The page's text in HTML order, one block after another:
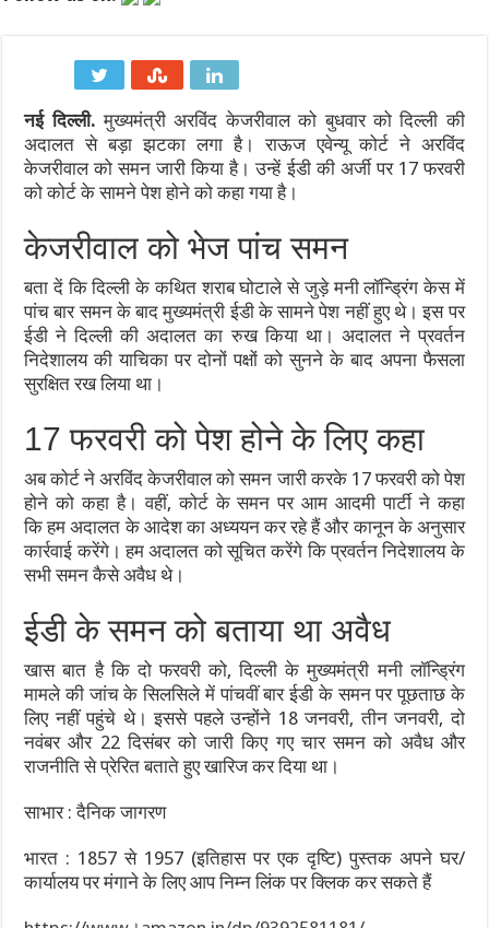
प्रयागराज में अबान अहमद के अंतिम संस्कार को लेकर सुरक्षा अलर्ट,
Spider-Man: Brand New Day का बॉक्स ऑफिस पर तूफान: दुनियाभर
‘लोकल से ग्लोबल’ का महासंगम: भारत मंडपम में 12 से 15 अगस्त तक सजेगा
नई दिल्ली. मुख्यमंत्री अरविंद केजरीवाल को बुधवार को दिल्ली की
अदालत से बड़ा झटका लगा है। राऊज एवेन्यू कोर्ट ने अरविंद
केजरीवाल को समन जारी किया है। उन्हें ईडी की अर्जी पर 17 फरवरी
को कोर्ट के सामने पेश होने को कहा गया है।
केजरीवाल को भेज पांच समन
बता दें कि दिल्ली के कथित शराब घोटाले से जुड़े मनी लॉन्ड्रिंग केस में
पांच बार समन के बाद मुख्यमंत्री ईडी के सामने पेश नहीं हुए थे। इस पर
ईडी ने दिल्ली की अदालत का रुख किया था। अदालत ने प्रवर्तन
निदेशालय की याचिका पर दोनों पक्षों को सुनने के बाद अपना फैसला
सुरक्षित रख लिया था।
17 फरवरी को पेश होने के लिए कहा
अब कोर्ट ने अरविंद केजरीवाल को समन जारी करके 17 फरवरी को पेश
होने को कहा है। वहीं, कोर्ट के समन पर आम आदमी पार्टी ने कहा
कि हम अदालत के आदेश का अध्ययन कर रहे हैं और कानून के अनुसार
कार्रवाई करेंगे। हम अदालत को सूचित करेंगे कि प्रवर्तन निदेशालय के
सभी समन कैसे अवैध थे।
ईडी के समन को बताया था अवैध
खास बात है कि दो फरवरी को, दिल्ली के मुख्यमंत्री मनी लॉन्ड्रिंग
मामले की जांच के सिलसिले में पांचवीं बार ईडी के समन पर पूछताछ के
लिए नहीं पहुंचे थे। इससे पहले उन्होंने 18 जनवरी, तीन जनवरी, दो
नवंबर और 22 दिसंबर को जारी किए गए चार समन को अवैध और
राजनीति से प्रेरित बताते हुए खारिज कर दिया था।
साभार : दैनिक जागरण
भारत : 1857 से 1957 (इतिहास पर एक दृष्टि) पुस्तक अपने घर/
कार्यालय पर मंगाने के लिए आप निम्न लिंक पर क्लिक कर सकते हैं